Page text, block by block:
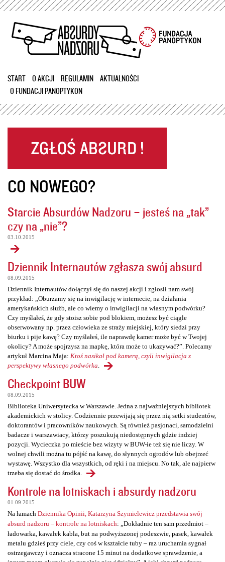
Przejdź
treści
START O AKCJI REGULAMIN
AKTUALNOŚCI
O FUNDACJI PANOPTYKON
CO NOWEGO?
Starcie Absurdów Nadzoru – jesteś na „tak”
czy na „nie”?
03.10.2015
Dziennik Internautów zgłasza swój absurd
08.09.2015
Dziennik Internautów dołączył się do naszej akcji i zgłosił nam swój
przykład: „Oburzamy się na inwigilację w internecie, na działania
amerykańskich służb, ale co wiemy o inwigilacji na własnym podwórku?
Czy myślałeś, że gdy stoisz sobie pod blokiem, możesz być ciągle
obserwowany np. przez człowieka ze straży miejskiej, który siedzi przy
biurku i pije kawę? Czy myślałeś, ile naprawdę kamer może być w Twojej
okolicy? A może spojrzysz na mapkę, która może to ukazywać?”. Polecamy
artykuł Marcina Maja: Ktoś nasikał pod kamerą, czyli inwigilacja z
perspektywy własnego podwórka
Checkpoint BUW
08.09.2015
Biblioteka Uniwersytecka w Warszawie. Jedna z najważniejszych bibliotek
akademickich w stolicy. Codziennie przewijają się przez nią setki studentów,
doktorantów i pracowników naukowych. Są również pasjonaci, samodzielni
badacze i warszawiacy, którzy poszukują niedostępnych gdzie indziej
pozycji. Wycieczka po mieście bez wizyty w BUW-ie też się nie liczy. W
wolnej chwili można tu pójść na kawę, do słynnych ogrodów lub obejrzeć
wystawę. Wszystko dla wszystkich, od ręki i na miejscu. No tak, ale najpierw
trzeba się dostać do środka.
Kontrole na lotniskach i absurdy nadzoru
01.09.2015
Na łamach Dziennika Opinii, Katarzyna Szymielewicz przedstawia swój
absurd nadzoru – kontrole na lotniskach: „Dokładnie ten sam przedmiot –
ładowarka, kawałek kabla, but na podwyższonej podeszwie, pasek, kawałek
metalu gdzieś przy ciele, czy coś w kształcie tuby – raz uruchamia sygnał
ostrzegawczy i oznacza stracone 15 minut na dodatkowe sprawdzenie, a